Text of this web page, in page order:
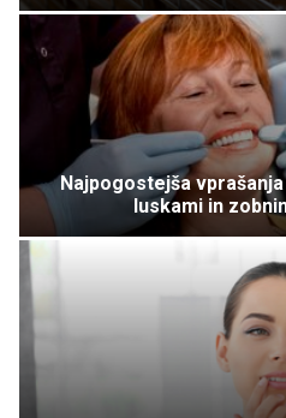
Najpogostejša
luskami in